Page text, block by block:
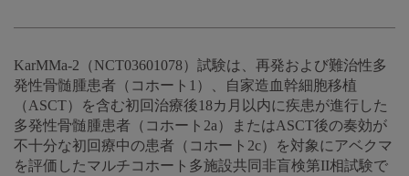
KarMMa-2（NCT03601078）試験は、再発および難治性多
発性骨髄腫患者（コホート1）、自家造血幹細胞移植
（ASCT）を含む初回治療後18カ月以内に疾患が進行した
多発性骨髄腫患者（コホート2a）またはASCT後の奏効が
不十分な初回療中の患者（コホート2c）を対象にアベクマ
を評価したマルチコホート多施設共同非盲検第II相試験で